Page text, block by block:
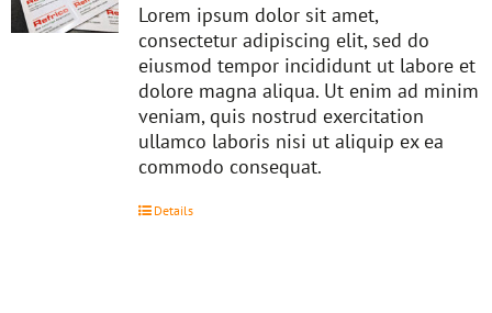
Lorem ipsum dolor sit amet,
consectetur adipiscing elit, sed do
eiusmod tempor incididunt ut labore et
dolore magna aliqua. Ut enim ad minim
veniam, quis nostrud exercitation
ullamco laboris nisi ut aliquip ex ea
commodo consequat.
Details